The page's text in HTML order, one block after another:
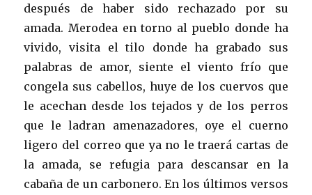
después de haber sido rechazado por su
amada. Merodea en torno al pueblo donde ha
vivido, visita el tilo donde ha grabado sus
palabras de amor, siente el viento frío que
congela sus cabellos, huye de los cuervos que
le acechan desde los tejados y de los perros
que le ladran amenazadores, oye el cuerno
ligero del correo que ya no le traerá cartas de
la amada, se refugia para descansar en la
cabaña de un carbonero. En los últimos versos